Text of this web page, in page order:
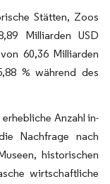
Stätten, Zoos
Milliarden USD
60,36 Milliarden
% während des
Anzahl in-
Nachfrage nach
historischen
wirtschaftliche